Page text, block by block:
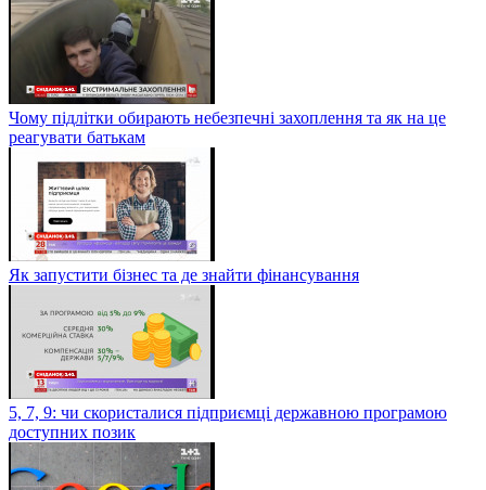
Чому підлітки обирають небезпечні захоплення та як на це
реагувати батькам
Як запустити бізнес та де знайти фінансування
5, 7, 9: чи скористалися підприємці державною програмою
доступних позик